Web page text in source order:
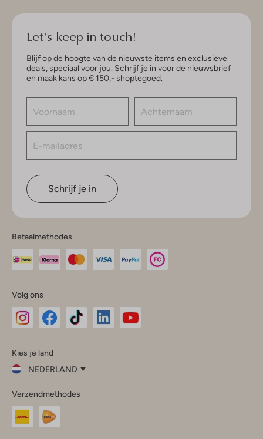
Let's keep in touch!
Blijf op de hoogte van de nieuwste items en exclusieve
deals, speciaal voor jou. Schrijf je in voor de nieuwsbrief
en maak kans op € 150,- shoptegoed.
Schrijf je in
Betaalmethodes
Volg ons
InstagramFacebook
Kies je land
NEDERLAND
je
land
Nederland
Verzendmethodes